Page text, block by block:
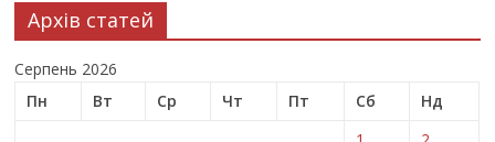
Архів статей
Серпень 2026
Пн
Вт Ср Чт Пт Сб
Нд